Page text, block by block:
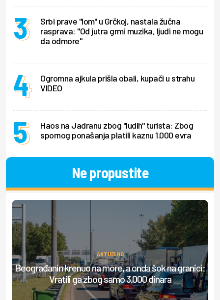
Srbi prave "lom" u Grčkoj, nastala žučna
rasprava: "Od jutra grmi muzika, ljudi ne mogu
da odmore"
Ogromna ajkula prišla obali, kupači u strahu
VIDEO
Haos na Jadranu zbog "ludih" turista: Zbog
spornog ponašanja platili kaznu 1.000 evra
Ne propustite
AKTUELNO
Beograđanin krenuo na more, a onda šok na granici:
Vratili ga zbog samo 3.000 dinara